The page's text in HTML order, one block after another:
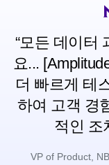
“모든 데이터
요...
더 빠르게 테
하여 고객 경
적인 조
VP of Product,